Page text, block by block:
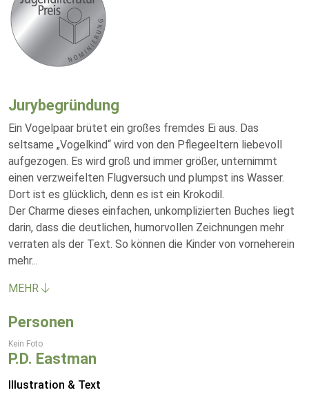
Jurybegründung
Ein Vogelpaar brütet ein großes fremdes Ei aus. Das
seltsame „Vogelkind“ wird von den Pflegeeltern liebevoll
aufgezogen. Es wird groß und immer größer, unternimmt
einen verzweifelten Flugversuch und plumpst ins Wasser.
Dort ist es glücklich, denn es ist ein Krokodil.
Der Charme dieses einfachen, unkomplizierten Buches liegt
darin, dass die deutlichen, humorvollen Zeichnungen mehr
verraten als der Text. So können die Kinder von vorneherein
mehr...
MEHR
Personen
Kein Foto
P.D. Eastman
Illustration & Text